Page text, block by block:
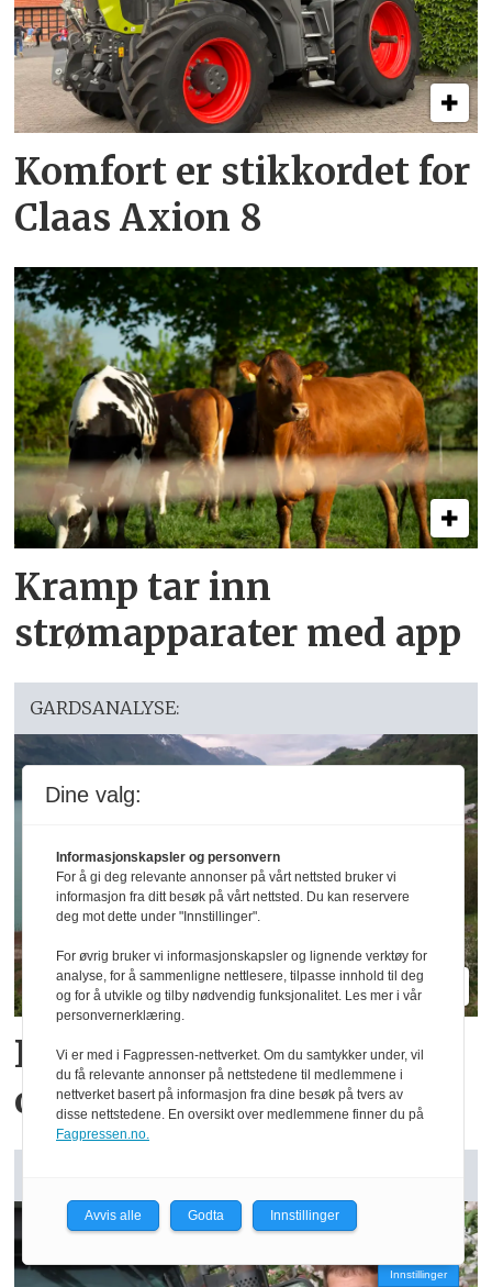
Komfort er stikkordet for
Claas Axion 8
Kramp tar inn
strømapparater med app
GARDSANALYSE:
Reidar har million­
omsetning fra 75 dekar
Innstillinger
Dine valg:
Informasjonskapsler og personvern
For å gi deg relevante annonser på vårt nettsted bruker vi
informasjon fra ditt besøk på vårt nettsted. Du kan reservere
deg mot dette under "Innstillinger".
For øvrig bruker vi informasjonskapsler og lignende verktøy for
analyse, for å sammenligne nettlesere, tilpasse innhold til deg
og for å utvikle og tilby nødvendig funksjonalitet. Les mer i vår
personvernerklæring.
Vi er med i Fagpressen-nettverket. Om du samtykker under, vil
du få relevante annonser på nettstedene til medlemmene i
nettverket basert på informasjon fra dine besøk på tvers av
disse nettstedene. En oversikt over medlemmene finner du på
Fagpressen.no.
Avvis alle Godta Innstillinger